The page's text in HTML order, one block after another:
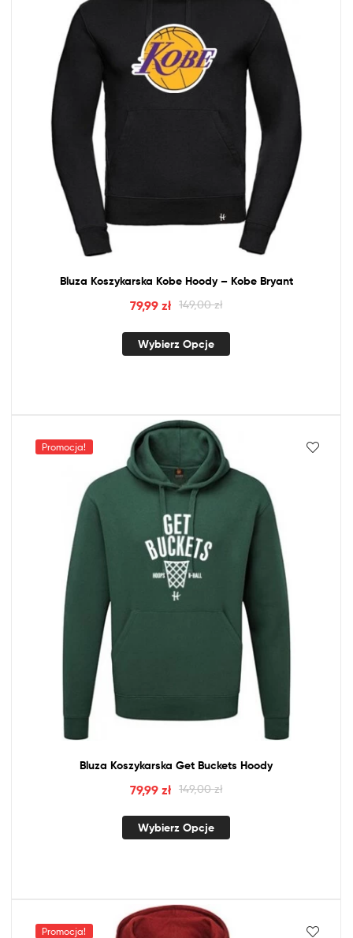
Bluza Koszykarska Kobe Hoody – Kobe Bryant
149,00zł
79,99zł
Wybierz Opcje
Promocja!
Bluza Koszykarska Get Buckets Hoody
149,00zł
79,99zł
Wybierz Opcje
Promocja!